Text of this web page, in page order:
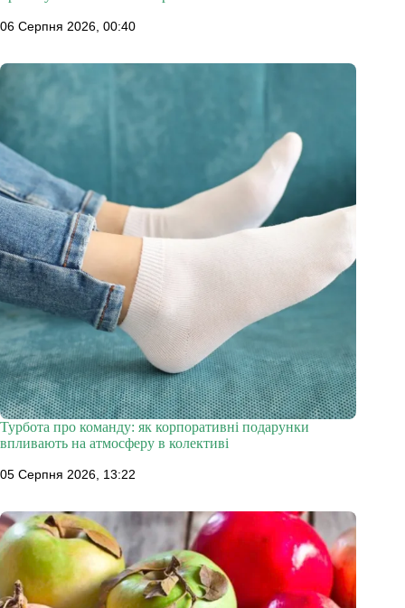
06 Серпня 2026, 00:40
Турбота про команду: як корпоративні подарунки
впливають на атмосферу в колективі
05 Серпня 2026, 13:22